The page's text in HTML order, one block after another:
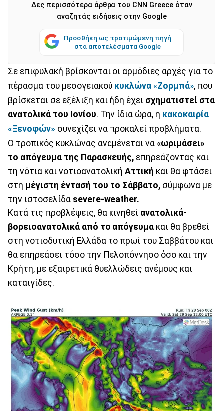
Δες περισσότερα άρθρα του CNN Greece όταν
αναζητάς ειδήσεις στην Google
Προσθήκη ως προτιμώμενη πηγή
στα αποτελέσματα Google
Σε επιφυλακή βρίσκονται οι αρμόδιες αρχές για το
πέρασμα του μεσογειακού κυκλώνα «Ζορμπά», που
βρίσκεται σε εξέλιξη και ήδη έχει σχηματιστεί στα
ανατολικά του Ιονίου. Την ίδια ώρα, η κακοκαιρία
«Ξενοφών» συνεχίζει να προκαλεί προβλήματα.
Ο τροπικός κυκλώνας αναμένεται να «ωριμάσει»
το απόγευμα της Παρασκευής, επηρεάζοντας και
τη νότια και νοτιοανατολική Αττική και θα φτάσει
στη μέγιστη έντασή του το Σάββατο, σύμφωνα με
την ιστοσελίδα severe-weather.
Κατά τις προβλέψεις, θα κινηθεί ανατολικά-
βορειοανατολικά από το απόγευμα και θα βρεθεί
στη νοτιοδυτική Ελλάδα το πρωί του Σαββάτου και
θα επηρεάσει τόσο την Πελοπόννησο όσο και την
Κρήτη, με εξαιρετικά θυελλώδεις ανέμους και
καταιγίδες.